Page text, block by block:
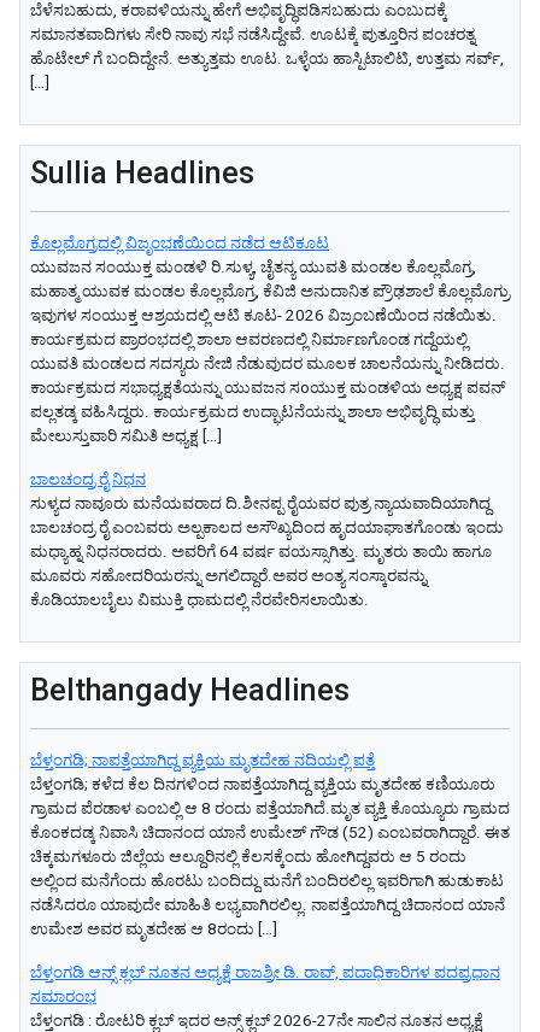
ಬೆಳೆಸಬಹುದು, ಕರಾವಳಿಯನ್ನು ಹೇಗೆ ಅಭಿವೃದ್ಧಿಪಡಿಸಬಹುದು ಎಂಬುದಕ್ಕೆ
ಸಮಾನತವಾದಿಗಳು ಸೇರಿ ನಾವು ಸಭೆ ನಡೆಸಿದ್ದೇವೆ. ಊಟಕ್ಕೆ ಪುತ್ತೂರಿನ ಪಂಚರತ್ನ
ಹೊಟೇಲ್‌ ಗೆ ಬಂದಿದ್ದೇನೆ. ಅತ್ಯುತ್ತಮ ಊಟ. ಒಳ್ಳೆಯ ಹಾಸ್ಪಿಟಾಲಿಟಿ, ಉತ್ತಮ ಸರ್ವ್‌,
[…]
Sullia Headlines
ಕೊಲ್ಲಮೊಗ್ರದಲ್ಲಿ ವಿಜೃಂಭಣೆಯಿಂದ ನಡೆದ ಆಟಿಕೂಟ
ಯುವಜನ ಸಂಯುಕ್ತ ಮಂಡಳಿ ರಿ.ಸುಳ್ಯ, ಚೈತನ್ಯ ಯುವತಿ ಮಂಡಲ ಕೊಲ್ಲಮೊಗ್ರ,
ಮಹಾತ್ಮ ಯುವಕ ಮಂಡಲ ಕೊಲ್ಲಮೊಗ್ರ, ಕೆವಿಜಿ ಅನುದಾನಿತ ಪ್ರೌಢಶಾಲೆ ಕೊಲ್ಲಮೊಗ್ರು
ಇವುಗಳ ಸಂಯುಕ್ತ ಆಶ್ರಯದಲ್ಲಿ ಆಟಿ ಕೂಟ- 2026 ವಿಜ್ರಂಬಣೆಯಿಂದ ನಡೆಯಿತು.
ಕಾರ್ಯಕ್ರಮದ ಪ್ರಾರಂಭದಲ್ಲಿ ಶಾಲಾ ಆವರಣದಲ್ಲಿ ನಿರ್ಮಾಣಗೊಂಡ ಗದ್ದೆಯಲ್ಲಿ
ಯುವತಿ ಮಂಡಲದ ಸದಸ್ಯರು ನೇಜಿ ನೆಡುವುದರ ಮೂಲಕ ಚಾಲನೆಯನ್ನು ನೀಡಿದರು.
ಕಾರ್ಯಕ್ರಮದ ಸಭಾಧ್ಯಕ್ಷತೆಯನ್ನು ಯುವಜನ ಸoಯುಕ್ತ ಮಂಡಳಿಯ ಅಧ್ಯಕ್ಷ ಪವನ್
ಪಲ್ಲತಡ್ಕ ವಹಿಸಿದ್ದರು. ಕಾರ್ಯಕ್ರಮದ ಉದ್ಘಾಟನೆಯನ್ನು ಶಾಲಾ ಅಭಿವೃದ್ಧಿ ಮತ್ತು
ಮೇಲುಸ್ತುವಾರಿ ಸಮಿತಿ ಅಧ್ಯಕ್ಷ […]
ಬಾಲಚಂದ್ರ ರೈ ನಿಧನ
ಸುಳ್ಯದ ನಾವೂರು ಮನೆಯವರಾದ ದಿ.ಶೀನಪ್ಪ ರೈಯವರ ಪುತ್ರ ನ್ಯಾಯವಾದಿಯಾಗಿದ್ದ
ಬಾಲಚಂದ್ರ ರೈ ಎಂಬವರು ಅಲ್ಪಕಾಲದ ಅಸೌಖ್ಯದಿಂದ ಹೃದಯಾಘಾತಗೊಂಡು ಇಂದು
ಮಧ್ಯಾಹ್ನ ನಿಧನರಾದರು. ಅವರಿಗೆ 64 ವರ್ಷ ವಯಸ್ಸಾಗಿತ್ತು. ಮೃತರು ತಾಯಿ ಹಾಗೂ
ಮೂವರು ಸಹೋದರಿಯರನ್ನು ಅಗಲಿದ್ದಾರೆ.ಅವರ ಅಂತ್ಯ ಸಂಸ್ಕಾರವನ್ನು
ಕೊಡಿಯಾಲಬೈಲು ವಿಮುಕ್ತಿ ಧಾಮದಲ್ಲಿ ನೆರವೇರಿಸಲಾಯಿತು.
Belthangady Headlines
ಬೆಳ್ತಂಗಡಿ; ನಾಪತ್ತೆಯಾಗಿದ್ದ ವ್ಯಕ್ತಿಯ ಮೃತದೇಹ ನದಿಯಲ್ಲಿ ಪತ್ತೆ
ಬೆಳ್ತಂಗಡಿ; ಕಳೆದ ಕೆಲ ದಿನಗಳಿಂದ ನಾಪತ್ತೆಯಾಗಿದ್ದ ವ್ಯಕ್ತಿಯ ಮೃತದೇಹ ಕಣಿಯೂರು
ಗ್ರಾಮದ ಪೆರಡಾಳ ಎಂಬಲ್ಲಿ ಆ 8 ರಂದು ಪತ್ತೆಯಾಗಿದೆ.ಮೃತ ವ್ಯಕ್ತಿ ಕೊಯ್ಯೂರು ಗ್ರಾಮದ
ಕೊಂಕದಡ್ಕ ನಿವಾಸಿ ಚಿದಾನಂದ ಯಾನೆ ಉಮೇಶ್ ಗೌಡ (52) ಎಂಬವರಾಗಿದ್ದಾರೆ. ಈತ
ಚಿಕ್ಕಮಗಳೂರು ಜಿಲ್ಲೆಯ ಆಲ್ದೂರಿನಲ್ಲಿ ಕೆಲಸಕ್ಕೆಂದು ಹೋಗಿದ್ದವರು ಆ 5 ರಂದು
ಅಲ್ಲಿಂದ ಮನೆಗೆಂದು ಹೊರಟು ಬಂದಿದ್ದು ಮನೆಗೆ ಬಂದಿರಲಿಲ್ಲ ಇವರಿಗಾಗಿ ಹುಡುಕಾಟ
ನಡೆಸಿದರೂ ಯಾವುದೇ ಮಾಹಿತಿ ಲಭ್ಯವಾಗಿರಲಿಲ್ಲ. ನಾಪತ್ತೆಯಾಗಿದ್ದ ಚಿದಾನಂದ ಯಾನೆ
ಉಮೇಶ ಅವರ ಮೃತದೇಹ ಆ 8ರಂದು […]
ಬೆಳ್ತಂಗಡಿ ಆನ್ಸ್ ಕ್ಲಬ್ ನೂತನ ಅಧ್ಯಕ್ಷೆ ರಾಜಶ್ರೀ ಡಿ. ರಾವ್, ಪದಾಧಿಕಾರಿಗಳ ಪದಪ್ರಧಾನ
ಸಮಾರಂಭ
ಬೆಳ್ತಂಗಡಿ : ರೋಟರಿ ಕ್ಲಬ್ ಇದರ ಅನ್ಸ್ ಕ್ಲಬ್ 2026-27ನೇ ಸಾಲಿನ ನೂತನ ಅಧ್ಯಕ್ಷೆ